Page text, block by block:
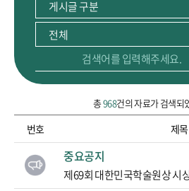
총968건의 자료가 검색되
순번, 제목 정보를 포함하고 있습니다.
번호 제목
중요공지
제69회 대한민국학술원상 시